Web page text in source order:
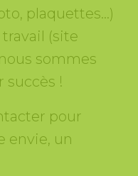
plaquettes…)
(site
sommes
succès !
pour
envie, un